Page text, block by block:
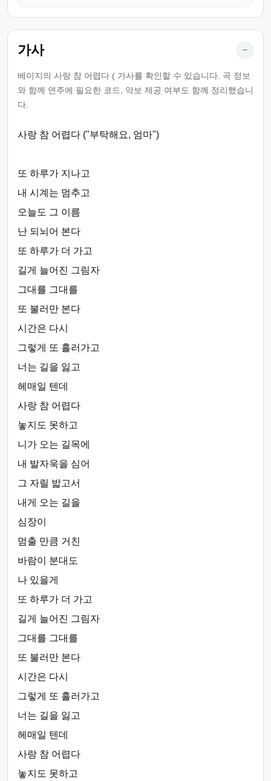
가사 −
베이지의 사랑 참 어렵다 ( 가사를 확인할 수 있습니다. 곡 정보
와 함께 연주에 필요한 코드, 악보 제공 여부도 함께 정리했습니
다.
사랑 참 어렵다 ("부탁해요, 엄마")
또 하루가 지나고
내 시계는 멈추고
오늘도 그 이름
난 되뇌어 본다
또 하루가 더 가고
길게 늘어진 그림자
그대를 그대를
또 불러만 본다
시간은 다시
그렇게 또 흘러가고
너는 길을 잃고
헤매일 텐데
사랑 참 어렵다
놓지도 못하고
니가 오는 길목에
내 발자욱을 심어
그 자릴 밟고서
내게 오는 길을
심장이
멈출 만큼 거친
바람이 분대도
나 있을게
또 하루가 더 가고
길게 늘어진 그림자
그대를 그대를
또 불러만 본다
시간은 다시
그렇게 또 흘러가고
너는 길을 잃고
헤매일 텐데
사랑 참 어렵다
놓지도 못하고